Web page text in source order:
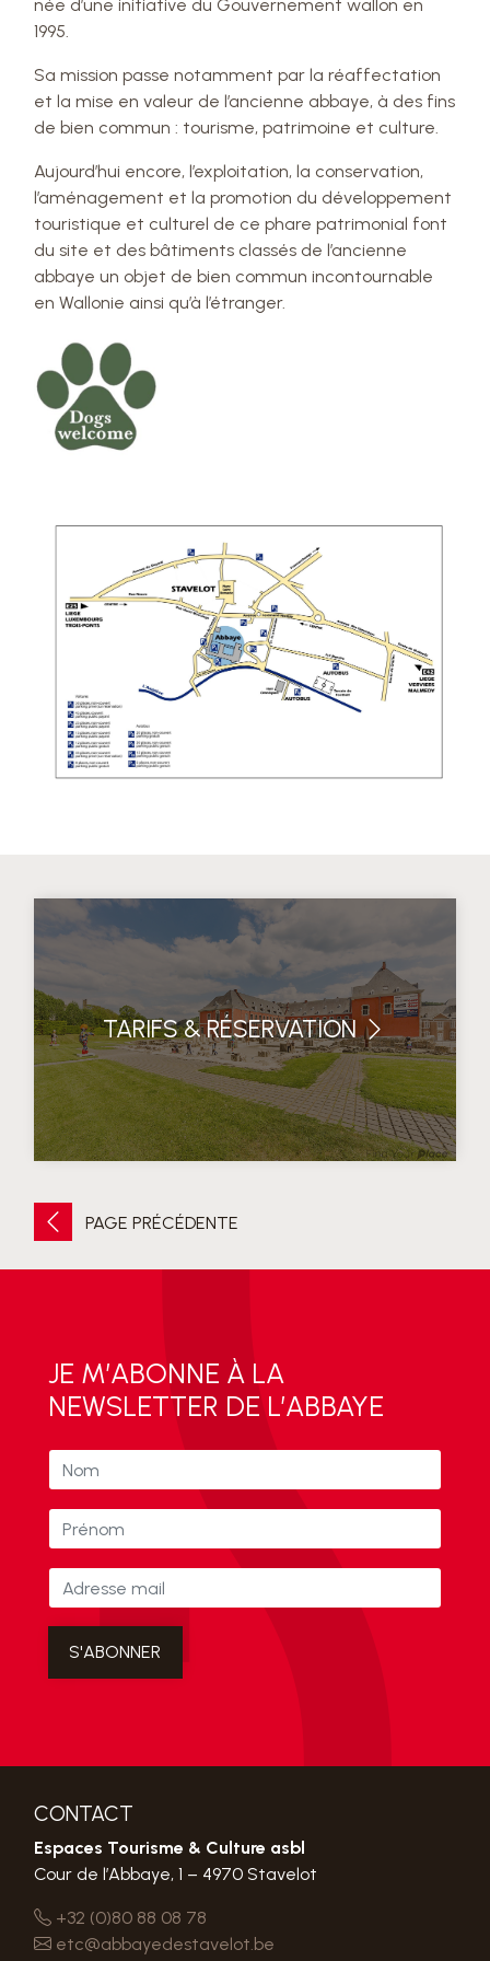
née d’une initiative du Gouvernement wallon en
1995.
Sa mission passe notamment par la réaffectation
et la mise en valeur de l’ancienne abbaye, à des fins
de bien commun : tourisme, patrimoine et culture.
Aujourd’hui encore, l’exploitation, la conservation,
l’aménagement et la promotion du développement
touristique et culturel de ce phare patrimonial font
du site et des bâtiments classés de l’ancienne
abbaye un objet de bien commun incontournable
en Wallonie ainsi qu’à l’étranger.
TARIFS & RÉSERVATION
PAGE PRÉCÉDENTE
JE M’ABONNE À LA
NEWSLETTER DE L’ABBAYE
CONTACT
Espaces Tourisme & Culture asbl
Cour de l’Abbaye, 1 – 4970 Stavelot
+32 (0)80 88 08 78
etc@abbayedestavelot.be